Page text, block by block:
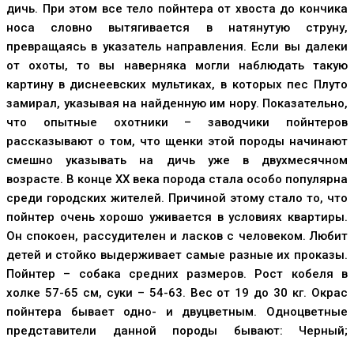
дичь. При этом все тело пойнтера от хвоста до кончика
носа словно вытягивается в натянутую струну,
превращаясь в указатель направления. Если вы далеки
от охоты, то вы наверняка могли наблюдать такую
картину в диснеевских мультиках, в которых пес Плуто
замирал, указывая на найденную им нору. Показательно,
что опытные охотники – заводчики пойнтеров
рассказывают о том, что щенки этой породы начинают
смешно указывать на дичь уже в двухмесячном
возрасте. В конце XX века порода стала особо популярна
среди городских жителей. Причиной этому стало то, что
пойнтер очень хорошо уживается в условиях квартиры.
Он спокоен, рассудителен и ласков с человеком. Любит
детей и стойко выдерживает самые разные их проказы.
Пойнтер – собака средних размеров. Рост кобеля в
холке 57-65 см, суки – 54-63. Вес от 19 до 30 кг. Окрас
пойнтера бывает одно- и двуцветным. Одноцветные
представители данной породы бывают: Черный;